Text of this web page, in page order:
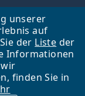
unserer
auf
der Liste der
Informationen
finden Sie in
des Online-
für Sie da.